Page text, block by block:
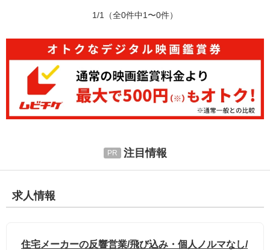
1/1 （全0件中1〜0件）
注目情報
求人情報
住宅メーカーの反響営業/飛び込み・個人ノルマなし/